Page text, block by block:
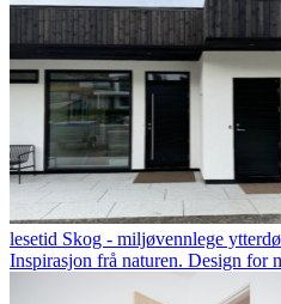
lesetid Skog - miljøvennlege
Inspirasjon frå naturen. Design for